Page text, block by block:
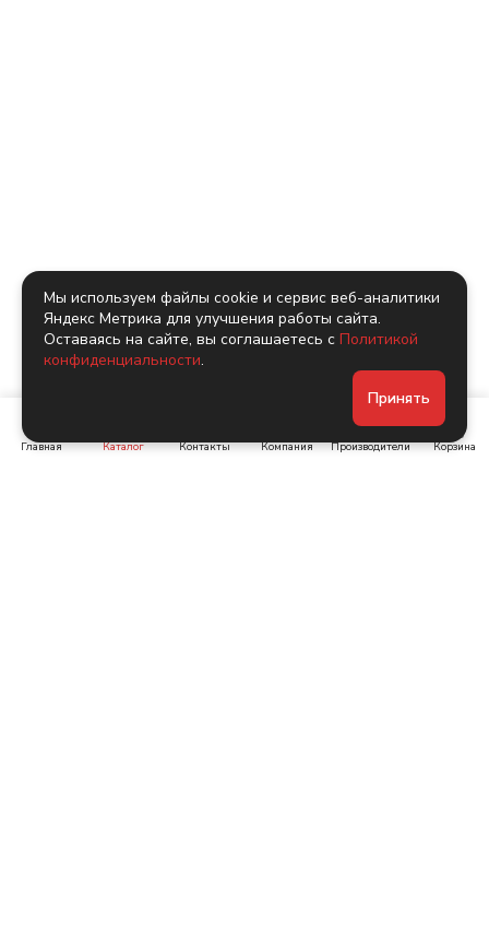
Главная Каталог Контакты Компания Производители Корзина
Мы используем файлы cookie и сервис веб-аналитики
Яндекс Метрика для улучшения работы сайта.
Оставаясь на сайте, вы соглашаетесь с Политикой
конфиденциальности.
Принять